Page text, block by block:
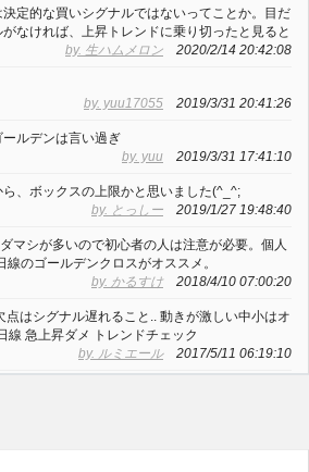
定的な買いシグナルではないってことか。目だ
なければ、上昇トレンドに乗り切ったと見ると
by. 生ハムメロン 2020/2/14 20:42:08
by. yuu17055 2019/3/31 20:41:26
ルデンは言い過ぎ
by. yuu 2019/3/31 17:41:10
、ボックスの上限かと思いました(^_^;
by. とっしー 2019/1/27 19:48:40
マシが多いので初心者の人は注意が必要。個人
のゴールデンクロスがオススメ。
by. かるすけ2018/4/10 07:00:20
点はシグナル遅れること.. 動きが激しい中小はオ
線 急上昇ダメ トレンドチェック
by. ルミエール2017/5/11 06:19:10